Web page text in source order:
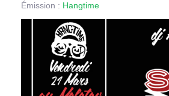
Émission : Hangtime